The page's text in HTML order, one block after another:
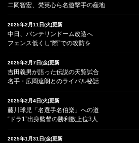
二岡智宏、梵英心ら名遊撃手の産地
2025年2月11日(火)更新
中日、バンテリンドーム改造へ
フェンス低くし“際”での攻防を
2025年2月7日(金)更新
吉田義男が語った伝説の天覧試合
名手・広岡達朗とのライバル秘話
2025年2月4日(火)更新
藤川球児「名選手名伯楽」への道
“ドラ1”出身監督の勝利数上位3人
2025年1月31日(金)更新